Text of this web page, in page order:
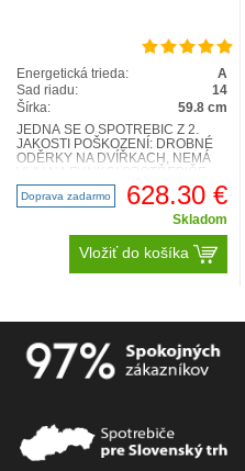
Energetická trieda:
A
Sad riadu:
14
Šírka:
59.8 cm
JEDNÁ SE O SPOTŘEBIČ Z 2.
JAKOSTI POŠKOZENÍ: DROBNÉ
ODĚRKY NA DVÍŘKACH, NEMÁ
FOTOGRAFIE NA VYŽÁDÁNÍ
FFB76707PM Vol..
Doprava zadarmo 628.30 €
Skladom
Vložiť do košíka